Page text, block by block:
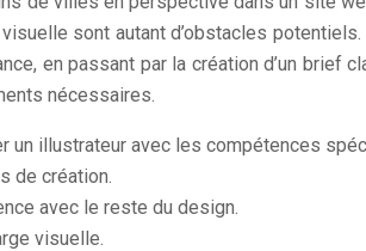
sont autant d’obstacles
en passant par la création d’un brief
nécessaires.
un illustrateur avec les compétences
de création.
avec le reste du design.
visuelle.